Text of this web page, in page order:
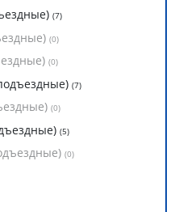
(7)
(0)
(0)
(7)
(0)
(5)
(0)